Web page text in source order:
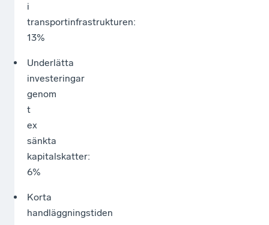
i
transportinfrastrukturen:
13%
Underlätta
investeringar
genom
t
ex
sänkta
kapitalskatter:
6%
Korta
handläggningstiden